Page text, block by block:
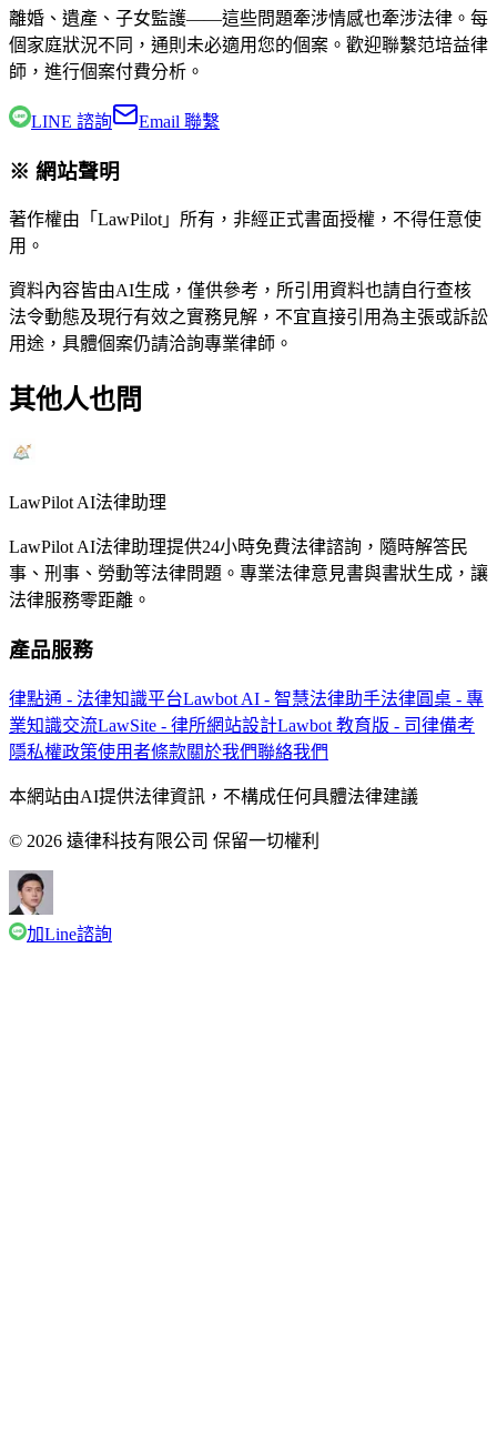
離婚、遺產、子女監護——這些問題牽涉情感也牽涉法律。每
個家庭狀況不同，通則未必適用您的個案。歡迎聯繫范培益律
師 ，進行個案付費分析。
LINE 諮詢 Email 聯繫
※ 網站聲明
著作權由「LawPilot」所有，非經正式書面授權，不得任意使
用。
資料內容皆由AI生成，僅供參考，所引用資料也請自行查核
法令動態及現行有效之實務見解，不宜直接引用為主張或訴訟
用途，具體個案仍請洽詢專業律師。
其他人也問
LawPilot AI法律助理
LawPilot AI法律助理提供24小時免費法律諮詢，隨時解答民
事、刑事、勞動等法律問題。專業法律意見書與書狀生成，讓
法律服務零距離。
產品服務
律點通 - 法律知識平台Lawbot AI - 智慧法律助手法律圓桌 - 專
業知識交流LawSite - 律所網站設計Lawbot 教育版 - 司律備考
隱私權政策使用者條款關於我們聯絡我們
本網站由AI提供法律資訊，不構成任何具體法律建議
© 2026 遠律科技有限公司 保留一切權利
加Line諮詢